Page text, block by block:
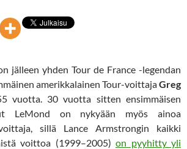
jälleen yhden Tour de France -legendan
amerikkalainen Tour-voittajaGreg
vuotta. 30 vuotta sitten ensimmäisen
LeMond on nykyään myös ainoa
sillä Lance Armstrongin kaikki
voittoa (1999–2005) on pyyhitty yli